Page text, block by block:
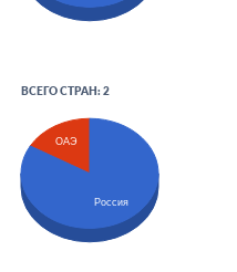
ВСЕГО СТРАН: 2
ОАЭ
Россия